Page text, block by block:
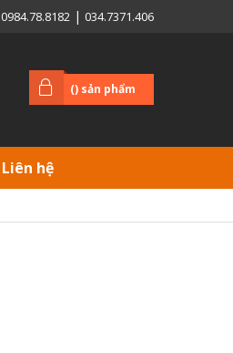
0984.78.8182 | 034.7371.406
() sản phẩm
Liên hệ